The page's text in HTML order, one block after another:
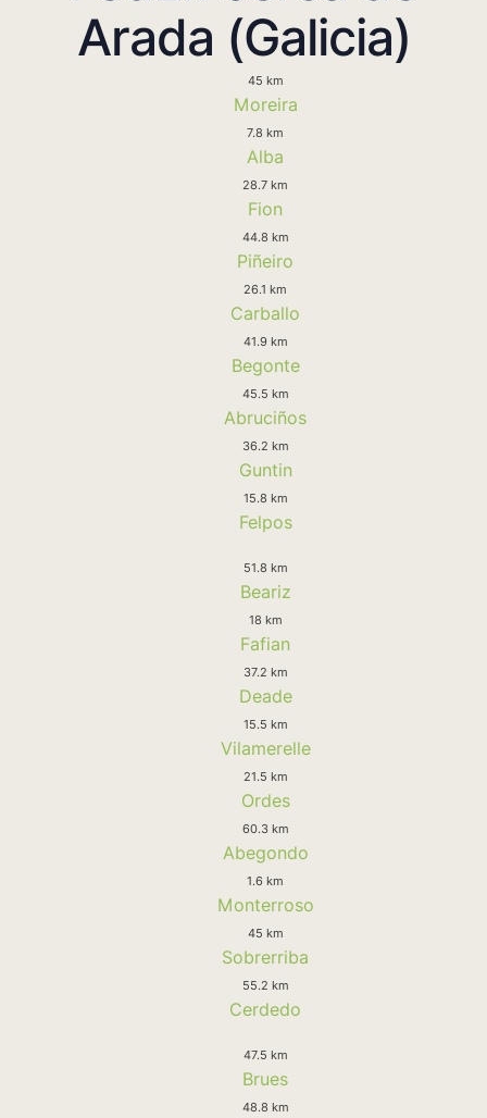
Arada (Galicia)
45 km
Moreira
7.8 km
Alba
28.7 km
Fion
44.8 km
Piñeiro
26.1 km
Carballo
41.9 km
Begonte
45.5 km
Abruciños
36.2 km
Guntin
15.8 km
Felpos
51.8 km
Beariz
18 km
Fafian
37.2 km
Deade
15.5 km
Vilamerelle
21.5 km
Ordes
60.3 km
Abegondo
1.6 km
Monterroso
45 km
Sobrerriba
55.2 km
Cerdedo
47.5 km
Brues
48.8 km